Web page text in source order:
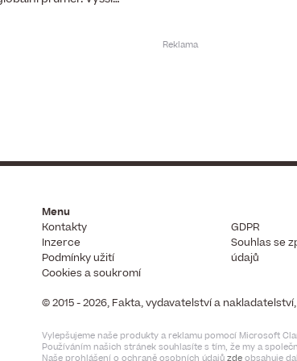
Menu
Kontakty
Inzerce
Podmínky užití
Cookies a soukromí
GDPR
Souhlas se
údajů
© 2015 - 2026, Fakta, vydavatelství a
Vylepšujeme naše produkty a reklamu pomocí Microsoft
Používáním našich stránek souhlasíte s tím, že my a
Naše prohlášení o ochraně osobních údajůzde obsahuje